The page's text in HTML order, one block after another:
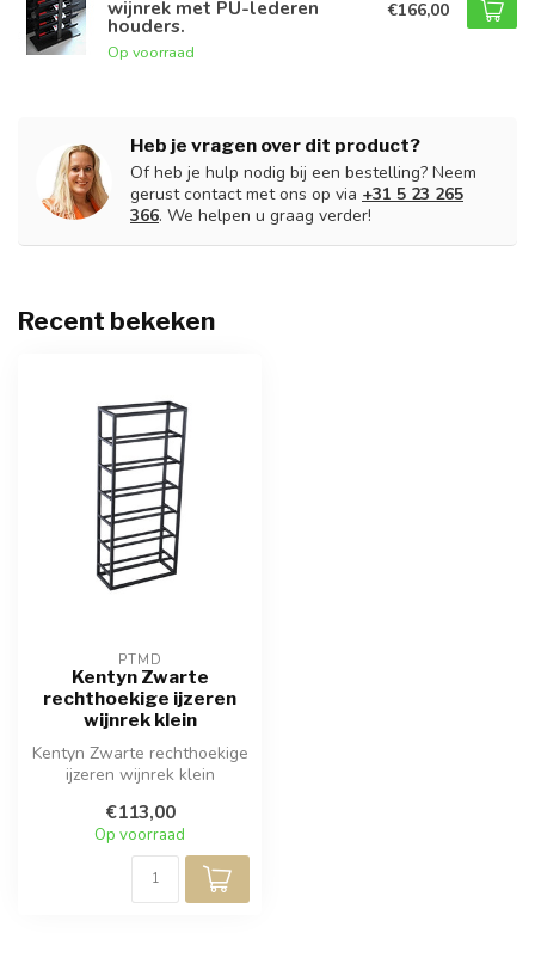
wijnrek met PU-lederen
houders.
Op voorraad
€166,00
Heb je vragen over dit product?
Of heb je hulp nodig bij een bestelling? Neem
gerust contact met ons op via +31 5 23 265
366. We helpen u graag verder!
Recent bekeken
PTMD
Kentyn Zwarte
rechthoekige ijzeren
wijnrek klein
Kentyn Zwarte rechthoekige
ijzeren wijnrek klein
€113,00
Op voorraad